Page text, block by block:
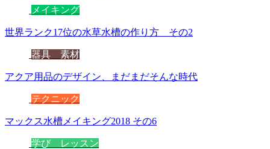
メイキング
世界ランク17位の水草水槽の作り方 その2
器具 素材
アクア用品のデザイン、まだまだそんな時代
テクニック
マックス水槽メイキング2018 その6
学び レッスン